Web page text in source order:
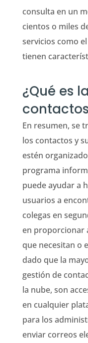
consulta en un
cientos o miles
servicios como
tienen
¿Qué es
En resumen, se
los contactos y
estén
programa
puede ayudar a
usuarios a
colegas en
en proporcionar
que necesitan o
dado que la
gestión de
la nube, son
en cualquier
para los
enviar correos